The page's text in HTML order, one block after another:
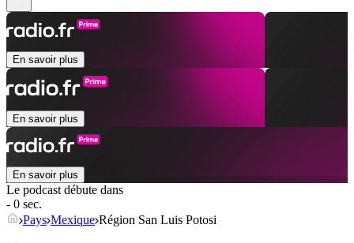
En savoir plus
En savoir plus
En savoir plus
Le podcast débute dans
- 0 sec.
Pays Mexique Région San Luis Potosi